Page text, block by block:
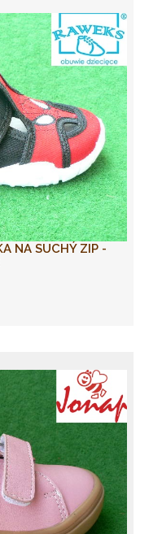
NA SUCHÝ ZIP -